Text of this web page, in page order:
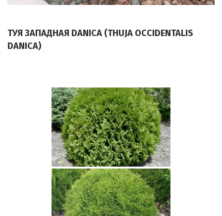
ТУЯ ЗАПАДНАЯ DANICA (THUJA OCCIDENTALIS
DANICA)